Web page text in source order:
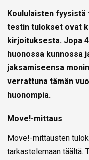
Koululaisten fyysistä
testin tulokset ovat
kirjoituksesta. Jopa
huonossa kunnossa
jaksamiseensa
verrattuna tämän
huonompia.
Move!-mittaus
Move!-mittausten
tarkastelemaan täältä.